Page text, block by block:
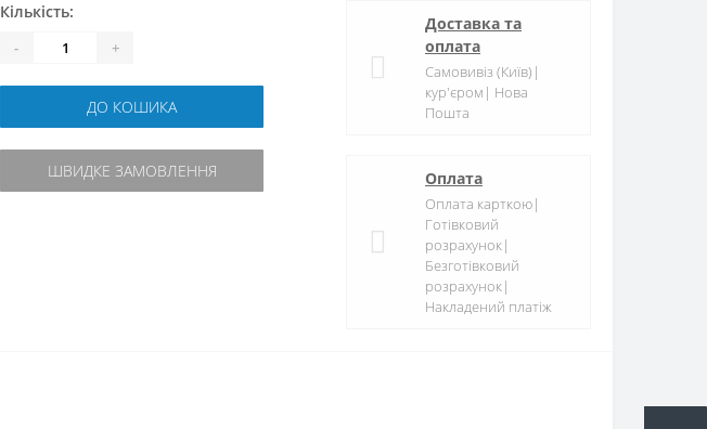
Кількість:
- +
ДО КОШИКА
ШВИДКЕ ЗАМОВЛЕННЯ
Доставка та
оплата
Самовивіз (Київ)|
кур'єром| Нова
Пошта
Оплата
Оплата карткою|
Готівковий
розрахунок|
Безготівковий
розрахунок|
Накладений платіж